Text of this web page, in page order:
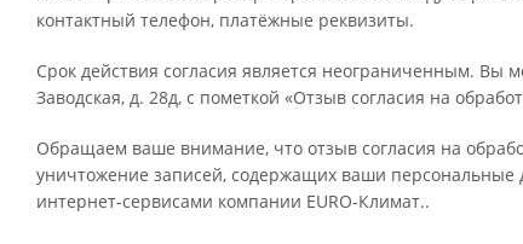
контактный телефон, платёжные реквизиты.
Срок действия согласия является неограниченным. Вы
Заводская, д. 28д, с пометкой «Отзыв согласия на
Обращаем ваше внимание, что отзыв согласия на
уничтожение записей, содержащих ваши персональные
интернет-сервисами компании EURO-Климат..